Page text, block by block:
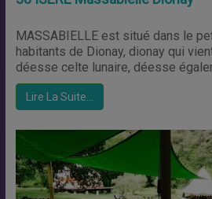
MASSABIELLE est situé dans le
habitants de Dionay, dionay qui
déesse celte lunaire, déesse
Lire La Suite…